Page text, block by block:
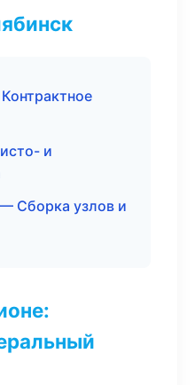
и
Сборка узлов и